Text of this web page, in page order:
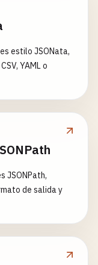
estilo JSONata,
YAML o
JSONPath,
de salida y